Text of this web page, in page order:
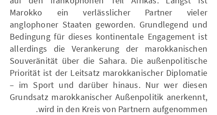
Marokko ein verlässlicher Partner vieler
anglophoner Staaten geworden. Grundlegend und
Bedingung für dieses kontinentale Engagement ist
allerdings die Verankerung der marokkanischen
Souveränität über die Sahara. Die außenpolitische
Priorität ist der Leitsatz marokkanischer Diplomatie
– im Sport und darüber hinaus. Nur wer diesen
Grundsatz marokkanischer Außenpolitik anerkennt,
wird in den Kreis von Partnern aufgenommen.